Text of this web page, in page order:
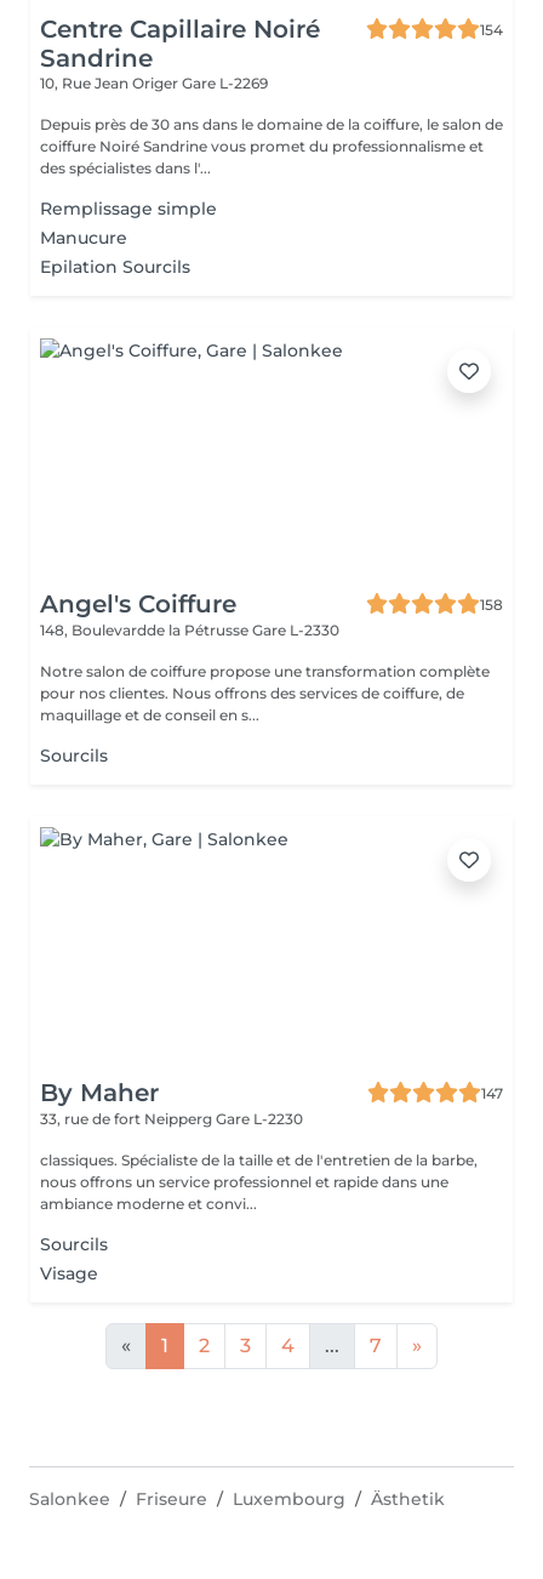
Centre Capillaire Noiré
Sandrine
154
10, Rue Jean Origer Gare L-2269
Depuis près de 30 ans dans le domaine de la coiffure, le salon de
coiffure Noiré Sandrine vous promet du professionnalisme et
des spécialistes dans l'...
Remplissage simple
Manucure
Epilation Sourcils
Angel's Coiffure
158
148, Boulevardde la Pétrusse Gare L-2330
Notre salon de coiffure propose une transformation complète
pour nos clientes. Nous offrons des services de coiffure, de
maquillage et de conseil en s...
Sourcils
By Maher
147
33, rue de fort Neipperg Gare L-2230
classiques. Spécialiste de la taille et de l'entretien de la barbe,
nous offrons un service professionnel et rapide dans une
ambiance moderne et convi...
Sourcils
Visage
« 1 2 3 4 ... 7 »
Salonkee Friseure Luxembourg Ästhetik